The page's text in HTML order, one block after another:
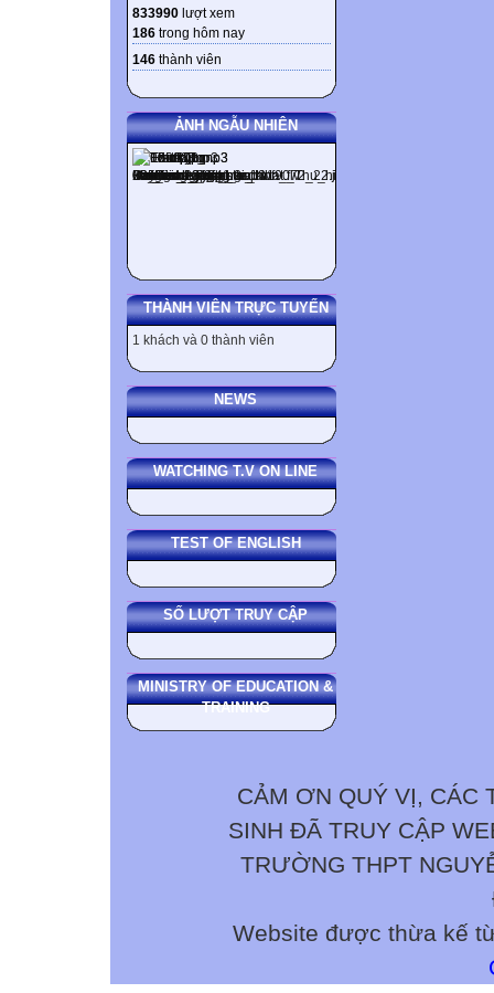
833990 lượt xem
186 trong hôm nay
146 thành viên
ẢNH NGẪU NHIÊN
THÀNH VIÊN TRỰC TUYẾN
1 khách và 0 thành viên
NEWS
WATCHING T.V ON LINE
TEST OF ENGLISH
SỐ LƯỢT TRUY CẬP
MINISTRY OF EDUCATION &
TRAINING
CẢM ƠN QUÝ VỊ, CÁC
SINH ĐÃ TRUY CẬP
TRƯỜNG THPT
Website được thừa kế